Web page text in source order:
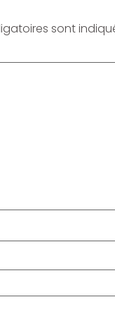
sont